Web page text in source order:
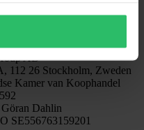
AB
112 26 Stockholm, Zweden
Kamer van Koophandel
Dahlin
SE556763159201